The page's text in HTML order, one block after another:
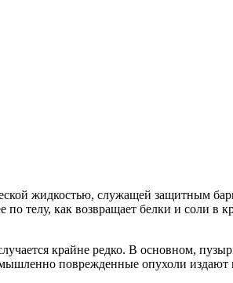
жидкостью, служащей защитным
телу, как возвращает белки и соли в
крайне редко. В основном,
поврежденные опухоли